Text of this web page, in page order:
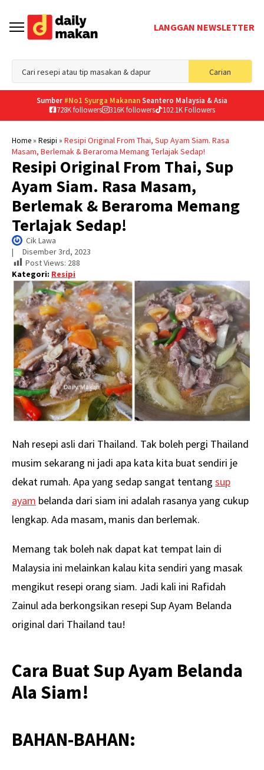
LANGGAN NEWSLETTER
Carian
for:
Sumber #No1 Syurga MakananSeantero Malaysia & Asia
728K followers
316K followers 102.1K Followers
Home» Resipi » Resipi Original From Thai, Sup Ayam Siam. Rasa
Masam, Berlemak & Beraroma Memang Terlajak Sedap!
Resipi Original From Thai, Sup
Ayam Siam. Rasa Masam,
Berlemak & Beraroma Memang
Terlajak Sedap!
Cik Lawa
| Disember 3rd, 2023
Post Views: 288
Kategori: Resipi
Nah resepi asli dari Thailand. Tak boleh pergi Thailand
musim sekarang ni jadi apa kata kita buat sendiri je
dekat rumah. Apa yang sedap sangat tentang sup
ayam belanda dari siam ini adalah rasanya yang cukup
lengkap. Ada masam, manis dan berlemak.
Memang tak boleh nak dapat kat tempat lain di
Malaysia ini melainkan kalau kita sendiri yang masak
mengikut resepi orang siam. Jadi kali ini Rafidah
Zainul ada berkongsikan resepi Sup Ayam Belanda
original dari Thailand tau!
Cara Buat Sup Ayam Belanda
Ala Siam!
BAHAN-BAHAN: